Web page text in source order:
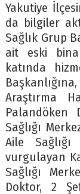
Yakutiye
da bilgiler
Sağlık Grup
ait eski
katında
Araştırma
Palandöken
Sağlığı
Aile
vurgulayan
Sağlığı
Doktor, 2